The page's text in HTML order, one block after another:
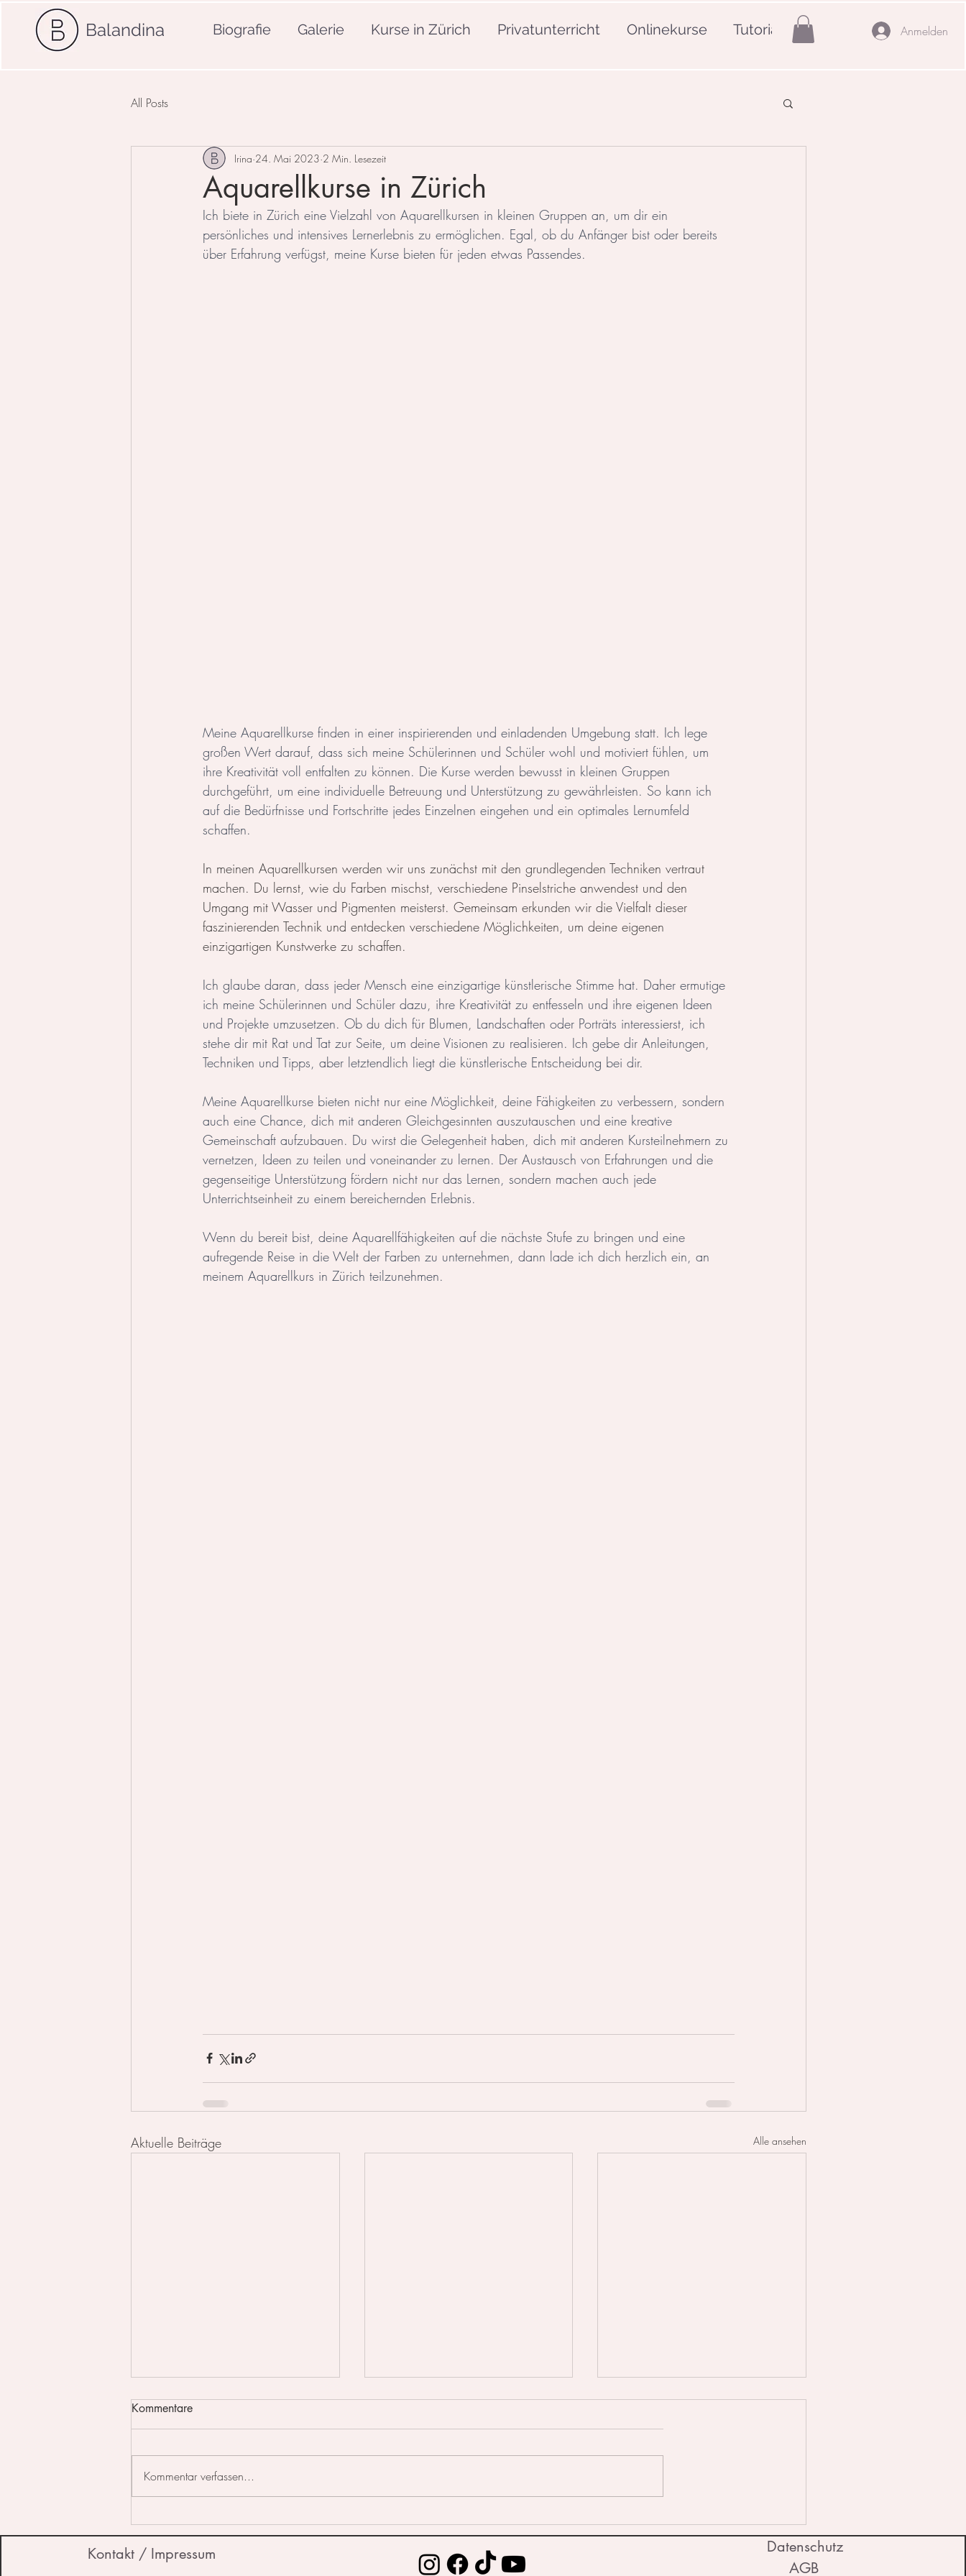
Balandina Biografie Galerie Kurse in Zürich Privatunterricht Onlinekurse Tutorials Anmelden
All Posts
Aquarellkurse in Zürich
Irina 24. Mai 2023 2 Min. Lesezeit
Ich biete in Zürich eine Vielzahl von Aquarellkursen in kleinen Gruppen an, um dir ein
persönliches und intensives Lernerlebnis zu ermöglichen. Egal, ob du Anfänger bist oder bereits
über Erfahrung verfügst, meine Kurse bieten für jeden etwas Passendes.
Meine Aquarellkurse finden in einer inspirierenden und einladenden Umgebung statt. Ich lege
großen Wert darauf, dass sich meine Schülerinnen und Schüler wohl und motiviert fühlen, um
ihre Kreativität voll entfalten zu können. Die Kurse werden bewusst in kleinen Gruppen
durchgeführt, um eine individuelle Betreuung und Unterstützung zu gewährleisten. So kann ich
auf die Bedürfnisse und Fortschritte jedes Einzelnen eingehen und ein optimales Lernumfeld
schaffen.
In meinen Aquarellkursen werden wir uns zunächst mit den grundlegenden Techniken vertraut
machen. Du lernst, wie du Farben mischst, verschiedene Pinselstriche anwendest und den
Umgang mit Wasser und Pigmenten meisterst. Gemeinsam erkunden wir die Vielfalt dieser
faszinierenden Technik und entdecken verschiedene Möglichkeiten, um deine eigenen
einzigartigen Kunstwerke zu schaffen.
Ich glaube daran, dass jeder Mensch eine einzigartige künstlerische Stimme hat. Daher ermutige
ich meine Schülerinnen und Schüler dazu, ihre Kreativität zu entfesseln und ihre eigenen Ideen
und Projekte umzusetzen. Ob du dich für Blumen, Landschaften oder Porträts interessierst, ich
stehe dir mit Rat und Tat zur Seite, um deine Visionen zu realisieren. Ich gebe dir Anleitungen,
Techniken und Tipps, aber letztendlich liegt die künstlerische Entscheidung bei dir.
Meine Aquarellkurse bieten nicht nur eine Möglichkeit, deine Fähigkeiten zu verbessern, sondern
auch eine Chance, dich mit anderen Gleichgesinnten auszutauschen und eine kreative
Gemeinschaft aufzubauen. Du wirst die Gelegenheit haben, dich mit anderen Kursteilnehmern zu
vernetzen, Ideen zu teilen und voneinander zu lernen. Der Austausch von Erfahrungen und die
gegenseitige Unterstützung fördern nicht nur das Lernen, sondern machen auch jede
Unterrichtseinheit zu einem bereichernden Erlebnis.
Wenn du bereit bist, deine Aquarellfähigkeiten auf die nächste Stufe zu bringen und eine
aufregende Reise in die Welt der Farben zu unternehmen, dann lade ich dich herzlich ein, an
meinem Aquarellkurs in Zürich teilzunehmen.
Aktuelle Beiträge Alle ansehen
Aquarellmalerei wissen?
Der Anfang einer Reihe
Eine Einführung für Anfänger
Kommentare
Kommentar verfassen...
© 2023 by Elijah Louis. Proudly created with
Kontakt / Impressum
Datenschutz
AGB